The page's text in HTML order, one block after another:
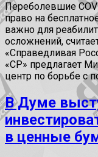
Переболевшие
право на
важно для
осложнений,
«Справедливая
«СР» предлагает
центр по борьбе с
В Думе
в ценные